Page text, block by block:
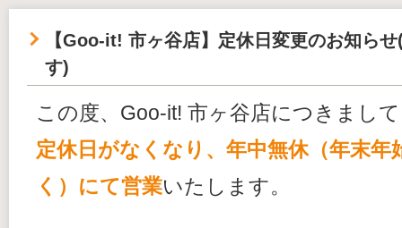
【Goo-it! 市ヶ谷店】定休日変更のお知ら
す)
この度、Goo-it! 市ヶ谷店につきまして
定休日がなくなり、年中無休（年末年
く）にて営業いたします。